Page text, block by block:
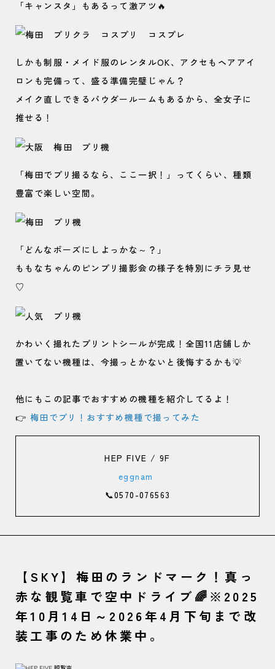
「キャンスタ」もあるって激アツ🔥
しかも制服・メイド服のレンタルOK、アクセもヘアアイ
ロンも完備って、盛る準備完璧じゃん？
メイク直しできるパウダールームもあるから、全女子に
推せる！
「梅田でプリ撮るなら、ここ一択！」ってくらい、種類
豊富で楽しい空間。
「どんなポーズにしよっかな～？」
ももなちゃんのピンプリ撮影会の様子を特別にチラ見せ
♡
かわいく撮れたプリントシールが完成！全国11店舗しか
置いてない機種は、今撮っとかないと後悔するかも💡
他にもこの記事でおすすめの機種を紹介してるよ！
👉 梅田でプリ！おすすめ機種で撮ってみた
HEP FIVE / 9F
eggnam
📞0570-076563
【SKY】梅田のランドマーク！真っ
赤な観覧車で空中ドライブ🌈※2025
年10月14日～2026年4月下旬まで改
装工事のため休業中。